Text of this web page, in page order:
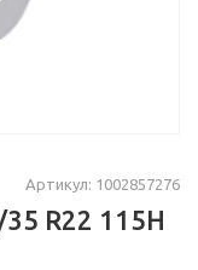
Артикул: 1002857276
R22 115H